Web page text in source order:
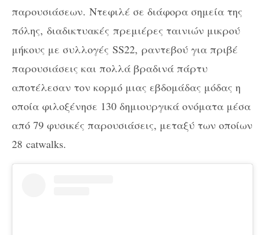
παρουσιάσεων. Ντεφιλέ σε διάφορα σημεία της
πόλης, διαδικτυακές πρεμιέρες ταινιών μικρού
μήκους με συλλογές SS22, ραντεβού για πριβέ
παρουσιάσεις και πολλά βραδινά πάρτυ
αποτέλεσαν τον κορμό μιας εβδομάδας μόδας η
οποία φιλοξένησε 130 δημιουργικά ονόματα μέσα
από 79 φυσικές παρουσιάσεις, μεταξύ των οποίων
28 catwalks.